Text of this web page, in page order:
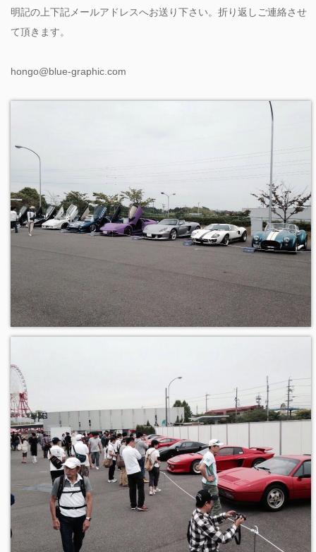
明記の上下記メールアドレスへお送り下さい。折り返しご連絡させ
て頂きます。
hongo@blue-graphic.com